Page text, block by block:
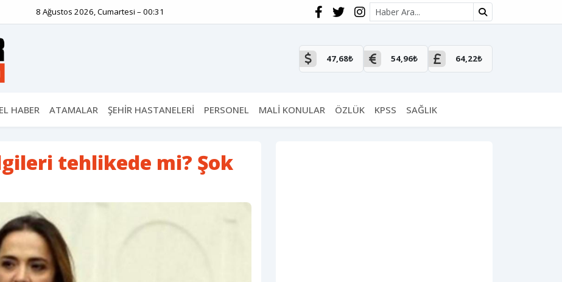
8 Ağustos 2026, Cumartesi – 00:31 Site içi arama
47,68₺ 54,96₺ 64,22₺
HABER ATAMALAR ŞEHİR HASTANELERİ PERSONEL MALİ KONULAR ÖZLÜK KPSS SAĞLIK
tehlikede mi? Şok